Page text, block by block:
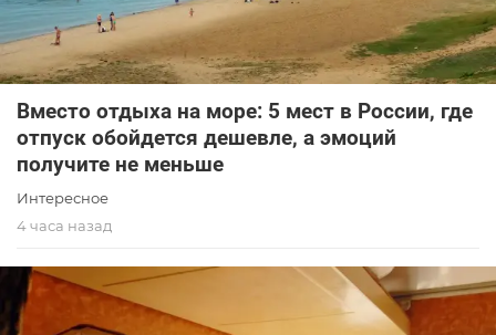
Вместо отдыха на море: 5 мест в России, где
отпуск обойдется дешевле, а эмоций
получите не меньше
Интересное
4 часа назад